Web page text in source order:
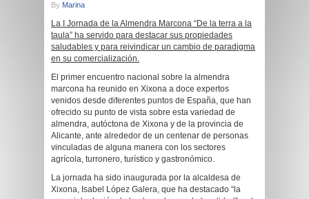
By Marina
La I Jornada de la Almendra Marcona “De la terra a la
taula” ha servido para destacar sus propiedades
saludables y para reivindicar un cambio de paradigma
en su comercialización.
El primer encuentro nacional sobre la almendra
marcona ha reunido en Xixona a doce expertos
venidos desde diferentes puntos de España, que han
ofrecido su punto de vista sobre esta variedad de
almendra, autóctona de Xixona y de la provincia de
Alicante, ante alrededor de un centenar de personas
vinculadas de alguna manera con los sectores
agrícola, turronero, turístico y gastronómico.
La jornada ha sido inaugurada por la alcaldesa de
Xixona, Isabel López Galera, que ha destacado “la